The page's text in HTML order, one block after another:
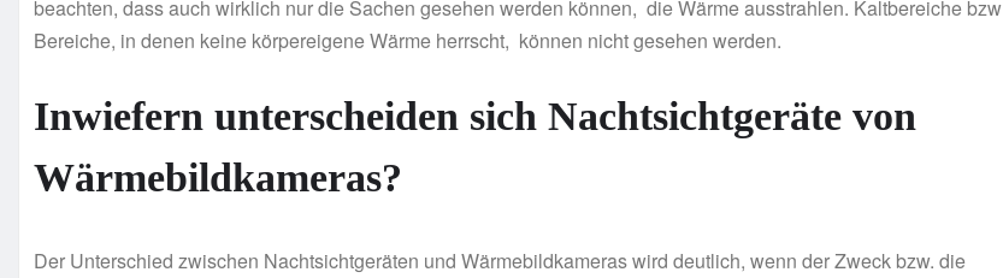
beachten, dass auch wirklich nur die Sachen gesehen werden können, die Wärme ausstrahlen. Kaltbereiche bzw
Bereiche, in denen keine körpereigene Wärme herrscht, können nicht gesehen werden.
Inwiefern unterscheiden sich Nachtsichtgeräte von
Wärmebildkameras?
Der Unterschied zwischen Nachtsichtgeräten und Wärmebildkameras wird deutlich, wenn der Zweck bzw. die